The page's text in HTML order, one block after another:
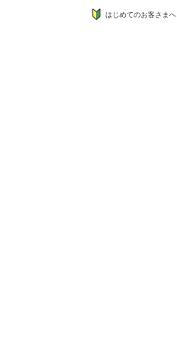
はじめてのお客さまへ